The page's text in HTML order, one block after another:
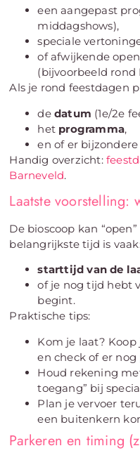
een aangepast
middagshows),
speciale
of afwijkende
(bijvoorbeeld rond
Als je rond feestdagen
dedatum (1e/2e
het programma,
en of er
Handig overzicht:
Barneveld.
Laatste voorstelling:
De bioscoop kan
belangrijkste tijd is
starttijd van de
of je nog tijd hebt
begint.
Praktische tips:
Kom je laat?
en check of er
Houd rekening
toegang” bij
Plan je vervoer
een buitenkern
Parkeren en timing